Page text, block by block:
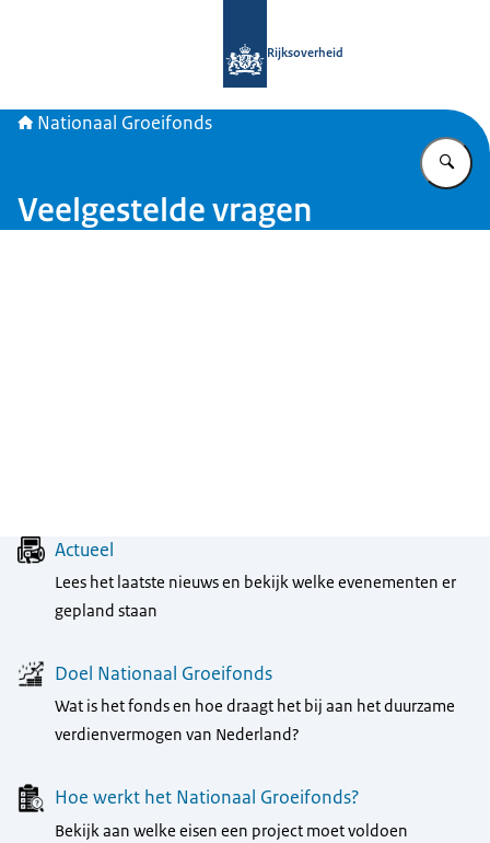
Rijksoverheid
Nationaal Groeifonds
Veelgestelde vragen
MenuActueel
Lees het laatste nieuws en bekijk welke evenementen er
gepland staan
Doel Nationaal Groeifonds
Wat is het fonds en hoe draagt het bij aan het duurzame
verdienvermogen van Nederland?
Hoe werkt het Nationaal Groeifonds?
Bekijk aan welke eisen een project moet voldoen